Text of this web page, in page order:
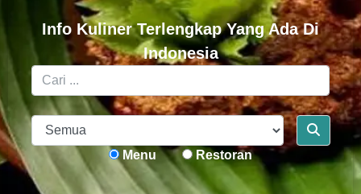
Info Kuliner Terlengkap Yang Ada Di
Indonesia
Menu Restoran